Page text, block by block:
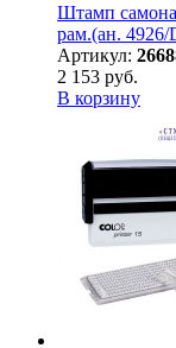
Штамп
рам.(ан.
Артикул:
2 153 руб.
В корзину